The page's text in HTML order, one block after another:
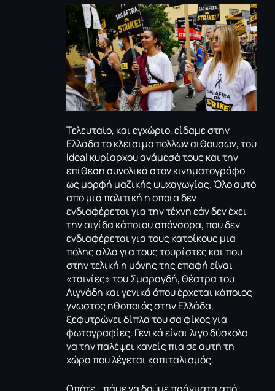
Τελευταίο, και εγχώριο, είδαμε στην
Ελλάδα το κλείσιμο πολλών αιθουσών, του
Ideal κυρίαρχου ανάμεσά τους και την
επίθεση συνολικά στον κινηματογράφο
ως μορφή μαζικής ψυχαγωγίας. Όλο αυτό
από μια πολιτική η οποία δεν
ενδιαφέρεται για την τέχνη εάν δεν έχει
την αιγίδα κάποιου σπόνσορα, που δεν
ενδιαφέρεται για τους κατοίκους μια
πόλης αλλά για τους τουρίστες και που
στην τελική η μόνης της επαφή είναι
«ταινίες» του Σμαραγδή, θέατρα του
Λιγνάδη και γενικά όπου έρχεται κάποιος
γνωστός ηθοποιός στην Ελλάδα,
ξεφυτρώνει δίπλα του σα φίκος για
φωτογραφίες. Γενικά είναι λίγο δύσκολο
να την παλέψει κανείς πια σε αυτή τη
χώρα που λέγεται καπιταλισμός.
Οπότε… πάμε να δούμε πράγματα από